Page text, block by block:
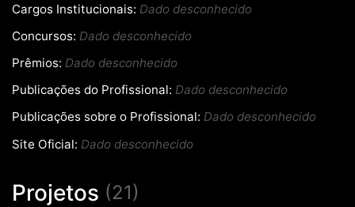
Cargos Institucionais: Dado desconhecido
Concursos: Dado desconhecido
Prêmios: Dado desconhecido
Publicações do Profissional: Dado desconhecido
Publicações sobre o Profissional: Dado desconhecido
Site Oficial: Dado desconhecido
Projetos (21)